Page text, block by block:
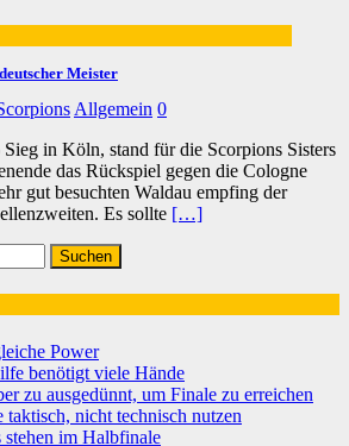
Meister
Allgemein 0
in Köln, stand für die Scorpions Sisters
das Rückspiel gegen die Cologne
gut besuchten Waldau empfing der
Es sollte […]
Power
benötigt viele Hände
zu ausgedünnt, um Finale zu erreichen
nicht technisch nutzen
stehen im Halbfinale